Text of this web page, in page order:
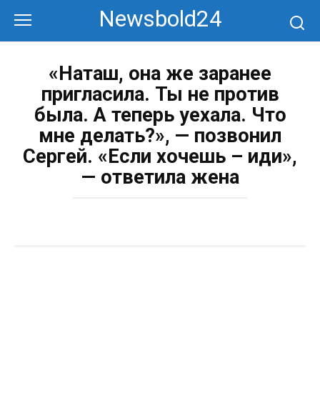
контенту
Newsbold24
«Наташ, она же заранее
пригласила. Ты не против
была. А теперь уехала. Что
мне делать?», — позвонил
Сергей. «Если хочешь – иди»,
— ответила жена